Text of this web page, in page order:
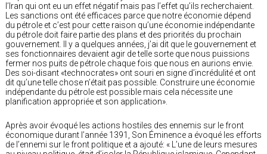
l’Iran qui ont eu un effet négatif mais pas l’effet qu’ils recherchaient.
Les sanctions ont été efficaces parce que notre économie dépend
du pétrole et c’est pour cette raison qu’une économie indépendante
du pétrole doit faire partie des plans et des priorités du prochain
gouvernement. Il y a quelques années, j’ai dit que le gouvernement et
ses fonctionnaires devaient agir de telle sorte que nous puissions
fermer nos puits de pétrole chaque fois que nous en aurions envie.
Des soi-disant «technocrates» ont souri en signe d’incrédulité et ont
dit qu’une telle chose n’était pas possible. Construire une économie
indépendante du pétrole est possible mais cela nécessite une
planification appropriée et son application».
Après avoir évoqué les actions hostiles des ennemis sur le front
économique durant l’année 1391, Son Éminence a évoqué les efforts
de l’ennemi sur le front politique et a ajouté: « L’une de leurs mesures